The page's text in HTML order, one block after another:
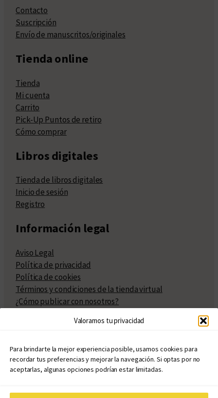
Valoramos tu privacidad
Para brindarte la mejor experiencia posible, usamos cookies para
recordar tus preferencias y mejorar la navegación. Si optas por no
aceptarlas, algunas opciones podrían estar limitadas.
Contacto
Suscripción
Envío de manuscritos/originales
Tienda online
Tienda
Mi cuenta
Carrito
Pick-Up Puntos de retiro
Cómo comprar
Libros digitales
Tienda de libros digitales
Inicio de sesión
Registro
Información legal
Aviso Legal
Política de privacidad
Política de cookies
Términos y condiciones de la tienda virtual
¿Cómo publicar con nosotros?
Políticas de publicación
Políticas de coedición
Atribuciones